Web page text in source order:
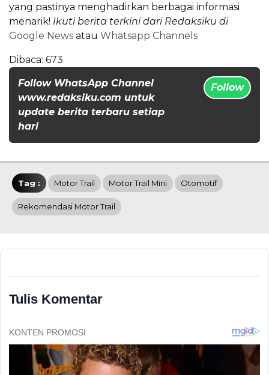
yang pastinya menghadirkan berbagai informasi
menarik! Ikuti berita terkini dari Redaksiku di
Google News atau Whatsapp Channels
Dibaca: 673
Follow WhatsApp Channel
www.redaksiku.com untuk
update berita terbaru setiap
hari
Follow
Tag : Motor Trail Motor Trail Mini Otomotif
Rekomendasi Motor Trail
Tulis Komentar